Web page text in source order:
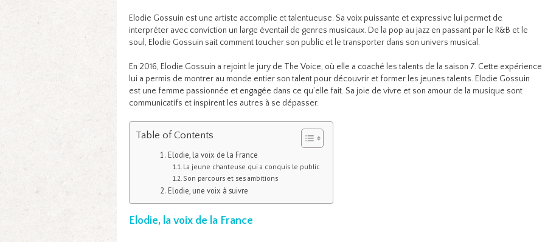
Elodie Gossuin est une artiste accomplie et talentueuse. Sa voix puissante et expressive lui permet de
interpréter avec conviction un large éventail de genres musicaux. De la pop au jazz en passant par le R&B et le
soul, Elodie Gossuin sait comment toucher son public et le transporter dans son univers musical.
En 2016, Elodie Gossuin a rejoint le jury de The Voice, où elle a coaché les talents de la saison 7. Cette expérience
lui a permis de montrer au monde entier son talent pour découvrir et former les jeunes talents. Elodie Gossuin
est une femme passionnée et engagée dans ce qu’elle fait. Sa joie de vivre et son amour de la musique sont
communicatifs et inspirent les autres à se dépasser.
Table of Contents
Elodie, la voix de la France
La jeune chanteuse qui a conquis le public
Son parcours et ses ambitions
Elodie, une voix à suivre
Elodie, la voix de la France